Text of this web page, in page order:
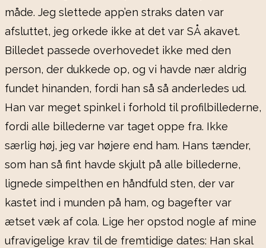
måde. Jeg slettede app’en straks daten var
afsluttet, jeg orkede ikke at det var SÅ akavet.
Billedet passede overhovedet ikke med den
person, der dukkede op, og vi havde nær aldrig
fundet hinanden, fordi han så så anderledes ud.
Han var meget spinkel i forhold til profilbillederne,
fordi alle billederne var taget oppe fra. Ikke
særlig høj, jeg var højere end ham. Hans tænder,
som han så fint havde skjult på alle billederne,
lignede simpelthen en håndfuld sten, der var
kastet ind i munden på ham, og bagefter var
ætset væk af cola. Lige her opstod nogle af mine
ufravigelige krav til de fremtidige dates: Han skal